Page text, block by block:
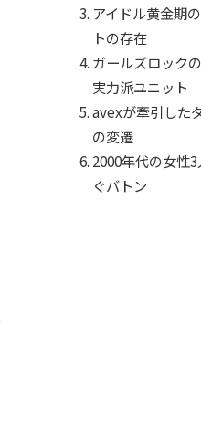
アイドル黄金期
トの存在
ガールズロック
実力派ユニット
avexが牽引した
の変遷
2000年代の女性
ぐバトン